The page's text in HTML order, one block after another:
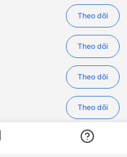
Theo dõi
Theo dõi
Theo dõi
Theo dõi
Theo dõi